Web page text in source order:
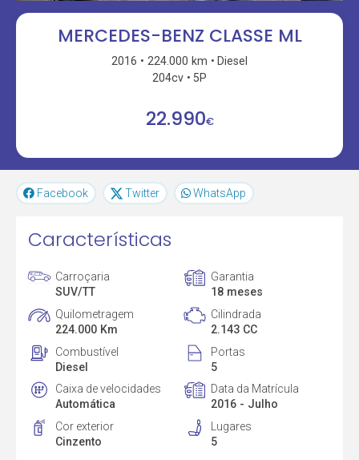
MERCEDES-BENZ CLASSE ML
2016 224.000 km
Diesel
204cv
5P
22.990€
Facebook Twitter WhatsApp
Características
Carroçaria
SUV/TT
Garantia
18 meses
Quilometragem
224.000 Km
Cilindrada
2.143 CC
Combustível
Diesel
Portas
5
Caixa de velocidades
Automática
Data da Matrícula
2016 - Julho
Cor exterior
Cinzento
Lugares
5